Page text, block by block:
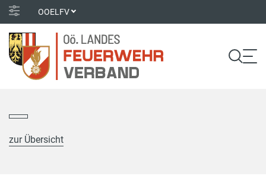
OOELFV
zur Übersicht